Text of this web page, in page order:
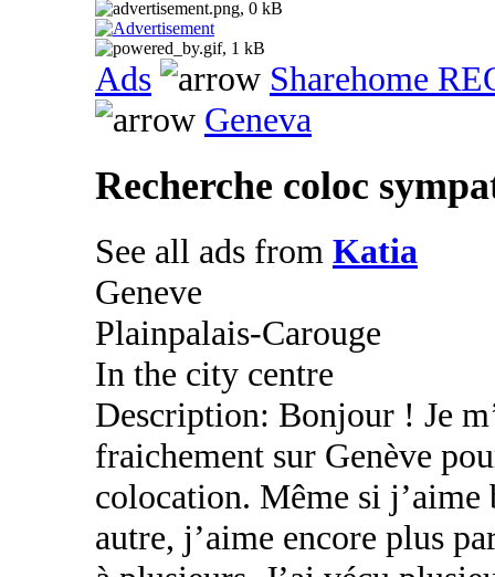
Ads
Sharehome
Geneva
Recherche coloc
See all ads from Katia
Geneve
Plainpalais-Carouge
In the city centre
Description: Bonjour ! Je
fraichement sur Genève
colocation. Même si
autre, j’aime encore plus